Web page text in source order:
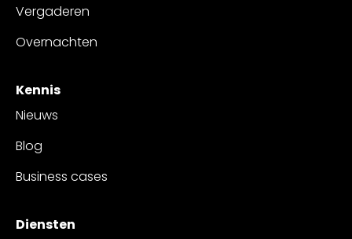
Vergaderen
Overnachten
Kennis
Nieuws
Blog
Business cases
Diensten